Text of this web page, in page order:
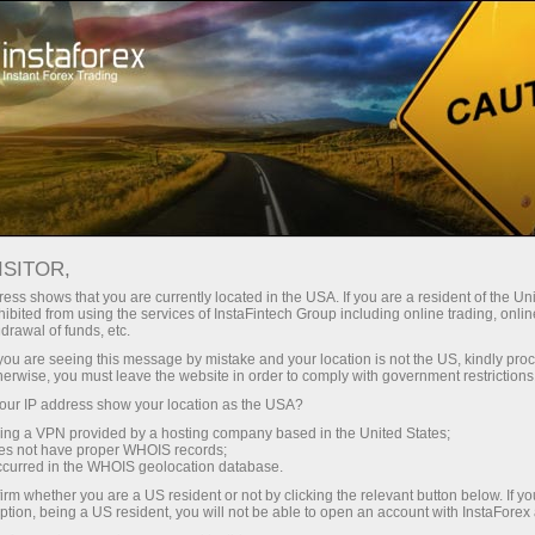
торговый счёт Торговые платформы
Инвесторам Партнерам
демосчет
входит в число лидеров мировой Форекс-
брокер года”.
событий в сфере трейдинга и
Exhibition Centre и собрало более 3000 участников,
shows that you are currently located in the USA. If you are a resident of the
from using the services of InstaFintech Group including online trading,
of funds, etc.
are seeing this message by mistake and your location is not the US, kindly
you must leave the website in order to comply with government
IP address show your location as the USA?
a VPN provided by a hosting company based in the United States;
not have proper WHOIS records;
in the WHOIS geolocation database.
whether you are a US resident or not by clicking the relevant button below. If
being a US resident, you will not be able to open an account with InstaForex